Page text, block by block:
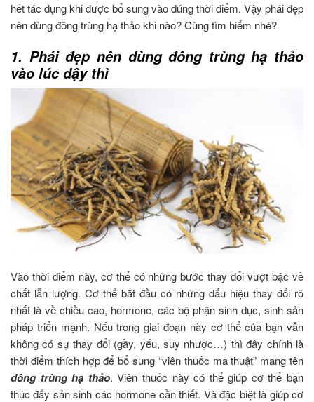
hết tác dụng khi được bổ sung vào đúng thời điểm. Vậy phái đẹp
nên dùng đông trùng hạ thảo khi nào? Cùng tìm hiểm nhé?
1. Phái đẹp nên dùng đông trùng hạ thảo
vào lúc dậy thì
Vào thời điểm này, cơ thể có những bước thay đổi vượt bậc về
chất lẫn lượng. Cơ thể bắt đầu có những dấu hiệu thay đổi rõ
nhất là về chiều cao, hormone, các bộ phận sinh dục, sinh sản
pháp triển mạnh. Nếu trong giai đoạn này cơ thể của bạn vẫn
không có sự thay đổi (gầy, yếu, suy nhược…) thì đây chính là
thời điểm thích hợp để bổ sung “viên thuốc ma thuật” mang tên
đông trùng hạ thảo. Viên thuốc này có thể giúp cơ thể bạn
thúc đẩy sản sinh các hormone cần thiết. Và đặc biệt là giúp cơ